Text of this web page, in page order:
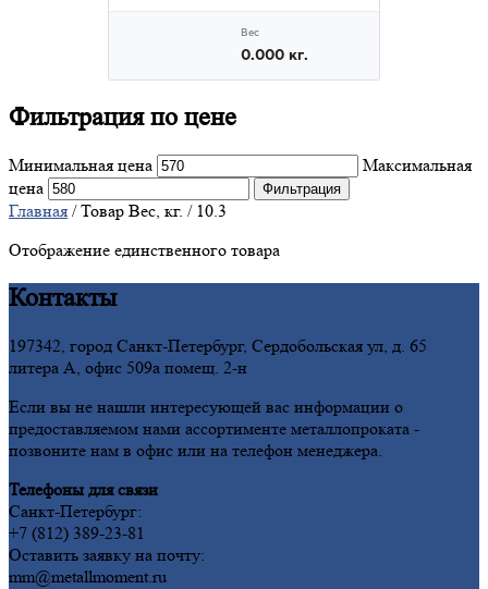
Фильтрацияпо цене
Минимальная цена
Максимальная
цена
Фильтрация
Главная / Товар Вес, кг. / 10.3
Отображение единственного товара
Контакты
197342, город Санкт-Петербург, Сердобольская ул, д. 65
литера А, офис 509а помещ. 2-н
Если вы не нашли интересующей вас информации о
предоставляемом нами ассортименте металлопроката -
позвоните нам в офис или на телефон менеджера.
Телефоны для связи
Санкт-Петербург:
+7 (812) 389-23-81
Оставить заявку на почту:
mm@metallmoment.ru